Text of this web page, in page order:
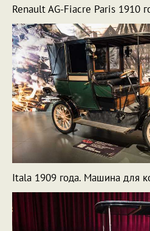
Renault AG-Fiacre Paris 1910
Itala 1909 года. Машина для